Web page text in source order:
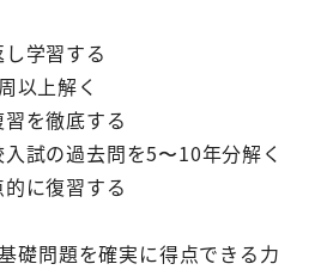
学習する
以上解く
を徹底する
試の過去問を5〜10年分解く
に復習する
礎問題を確実に得点できる力